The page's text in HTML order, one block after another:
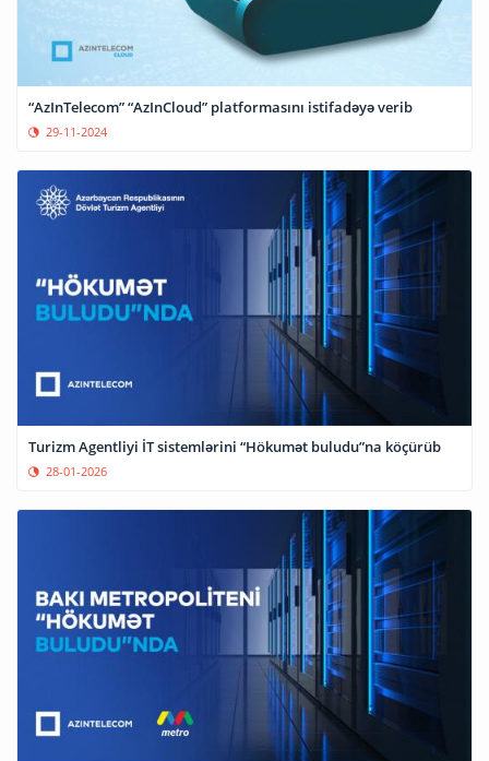
“AzInTelecom” “AzInCloud” platformasını istifadəyə verib
29-11-2024
Turizm Agentliyi İT sistemlərini “Hökumət buludu”na köçürüb
28-01-2026